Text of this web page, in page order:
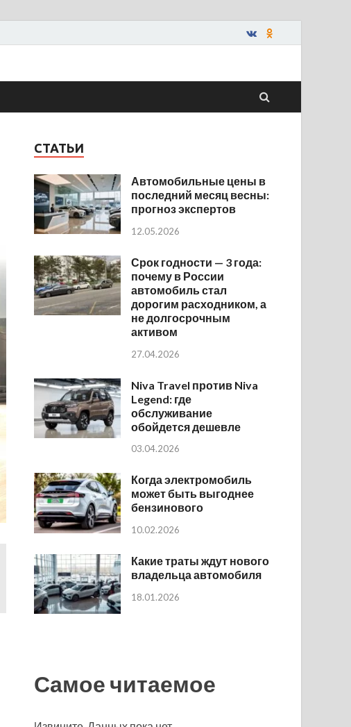
СТАТЬИ
Автомобильные цены в
последний месяц весны:
прогноз экспертов
12.05.2026
Срок годности — 3 года:
почему в России
автомобиль стал
дорогим расходником, а
не долгосрочным
активом
27.04.2026
Niva Travel против Niva
Legend: где
обслуживание
обойдется дешевле
03.04.2026
Когда электромобиль
может быть выгоднее
бензинового
10.02.2026
Какие траты ждут нового
владельца автомобиля
18.01.2026
Самое читаемое